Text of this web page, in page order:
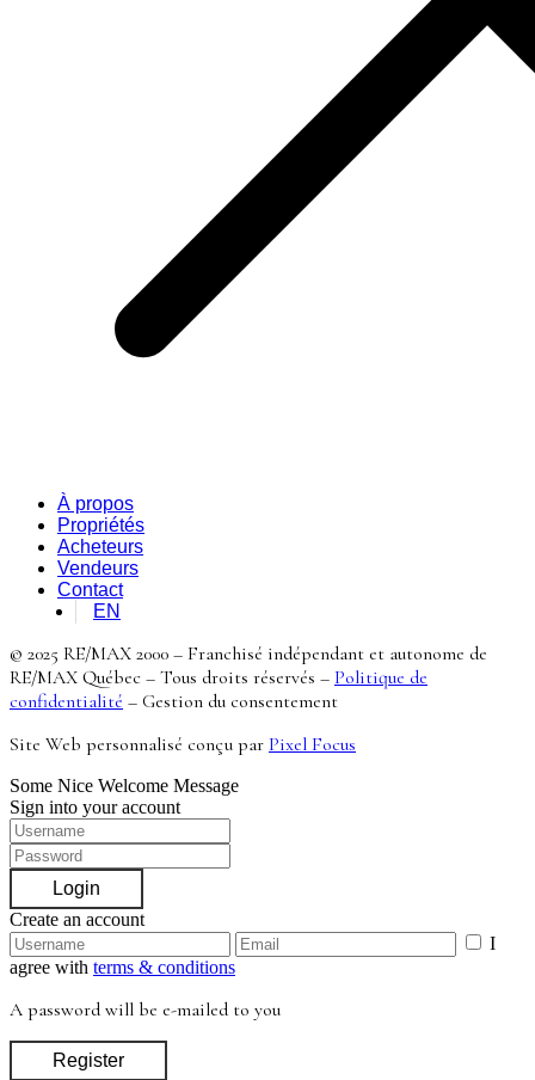
À propos
Propriétés
Acheteurs
Vendeurs
Contact
EN
© 2025 RE/MAX 2000 – Franchisé indépendant et autonome de
RE/MAX Québec – Tous droits réservés – Politique de
confidentialité – Gestion du consentement
Site Web personnalisé conçu par Pixel Focus
Some Nice Welcome Message
Sign into your account
Login
Create an account
I
agree with terms & conditions
A password will be e-mailed to you
Register